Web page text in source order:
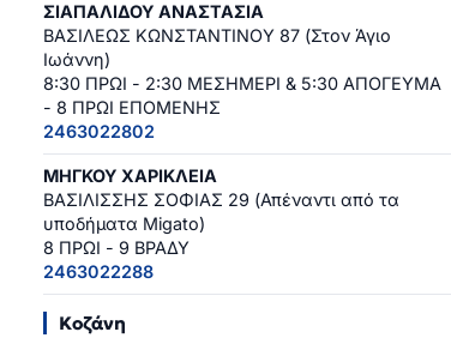
ΣΙΑΠΑΛΙΔΟΥ ΑΝΑΣΤΑΣΙΑ
ΒΑΣΙΛΕΩΣ ΚΩΝΣΤΑΝΤΙΝΟΥ 87 (Στον Άγιο
Ιωάννη)
8:30 ΠΡΩΙ - 2:30 ΜΕΣΗΜΕΡΙ & 5:30 ΑΠΟΓΕΥΜΑ
- 8 ΠΡΩΙ ΕΠΟΜΕΝΗΣ
2463022802
ΜΗΓΚΟΥ ΧΑΡΙΚΛΕΙΑ
ΒΑΣΙΛΙΣΣΗΣ ΣΟΦΙΑΣ 29 (Απέναντι από τα
υποδήματα Migato)
8 ΠΡΩΙ - 9 ΒΡΑΔΥ
2463022288
Κοζάνη